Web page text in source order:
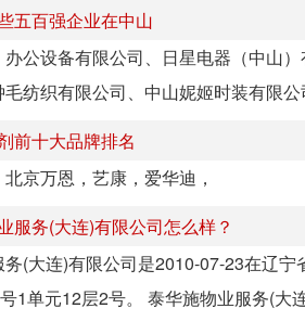
五百强企业在中山
公设备有限公司、日星电器（中山
纺织有限公司、中山妮姬时装有限
前十大品牌排名
京万恩，艺康，爱华迪，
服务(大连)有限公司怎么样？
(大连)有限公司是2010-07-23在辽
1单元12层2号。 泰华施物业服务(